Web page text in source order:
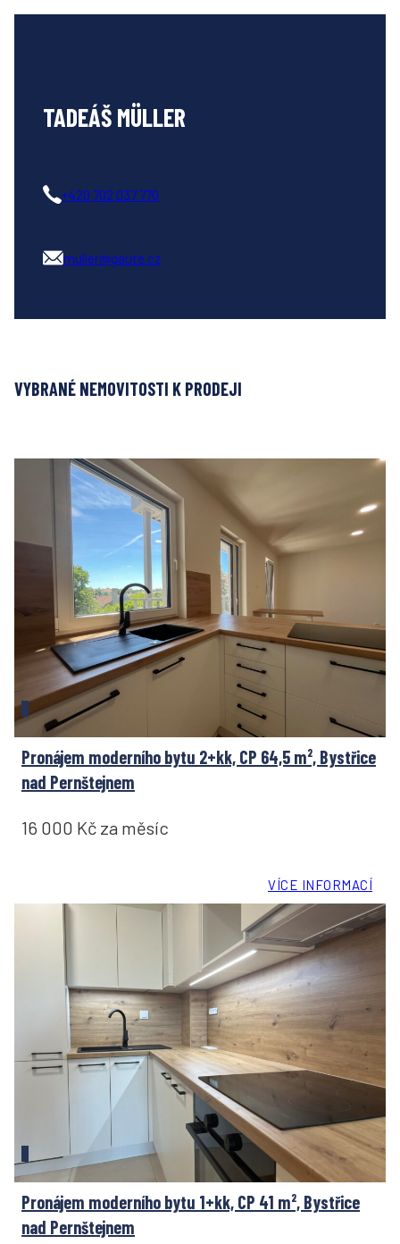
TADEÁŠ MÜLLER
+420 702 037 770
muller@gaute.cz
VYBRANÉ NEMOVITOSTI K PRODEJI
Pronájem moderního bytu 2+kk, CP 64,5 m², Bystřice
nad Pernštejnem
16 000 Kč za měsíc
VÍCE INFORMACÍ
Pronájem moderního bytu 1+kk, CP 41 m², Bystřice
nad Pernštejnem